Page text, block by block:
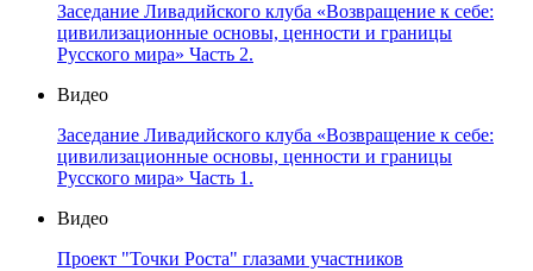
Заседание Ливадийского клуба «Возвращение к себе:
цивилизационные основы, ценности и границы
Русского мира» Часть 2.
Видео
Заседание Ливадийского клуба «Возвращение к себе:
цивилизационные основы, ценности и границы
Русского мира» Часть 1.
Видео
Проект "Точки Роста" глазами участников